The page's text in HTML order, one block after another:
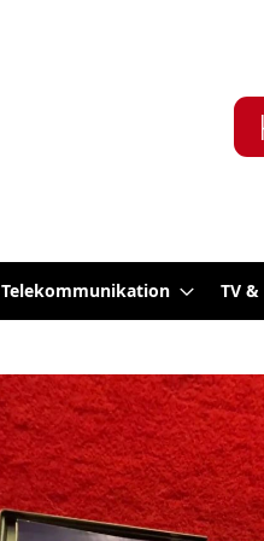
Telekommunikation TV